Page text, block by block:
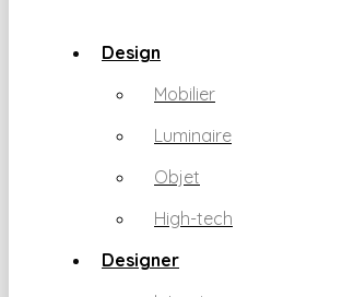
Design
Mobilier
Luminaire
Objet
High-tech
Designer